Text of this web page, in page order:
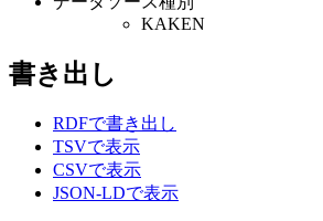
KAKEN
書き出し
RDFで書き出し
TSVで表示
CSVで表示
JSON-LDで表示